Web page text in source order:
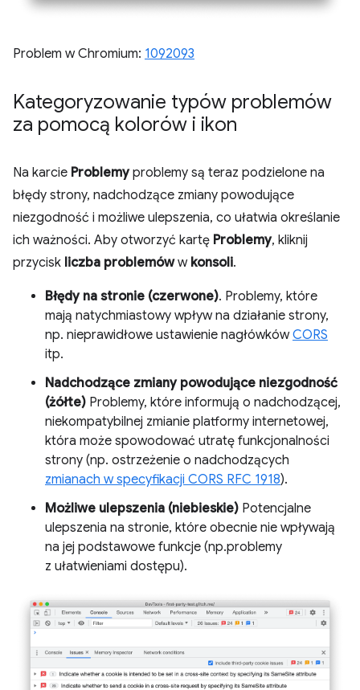
Problem w Chromium: 1092093
Kategoryzowanie typów problemów
za pomocą kolorów i ikon
Na karcie Problemyproblemy są teraz podzielone na
błędy strony, nadchodzące zmiany powodujące
niezgodność i możliwe ulepszenia, co ułatwia określanie
ich ważności. Aby otworzyć kartę Problemy, kliknij
przycisk liczba problemóww konsoli.
Błędy na stronie (czerwone). Problemy, które
mają natychmiastowy wpływ na działanie strony,
np. nieprawidłowe ustawienie nagłówkówCORS
itp.
Nadchodzące zmiany powodujące niezgodność
(żółte) Problemy, które informują o nadchodzącej,
niekompatybilnej zmianie platformy internetowej,
która może spowodować utratę funkcjonalności
strony (np. ostrzeżenie o nadchodzących
zmianach w specyfikacji CORS RFC 1918).
Możliwe ulepszenia (niebieskie) Potencjalne
ulepszenia na stronie, które obecnie nie wpływają
na jej podstawowe funkcje (np.problemy
z ułatwieniami dostępu).